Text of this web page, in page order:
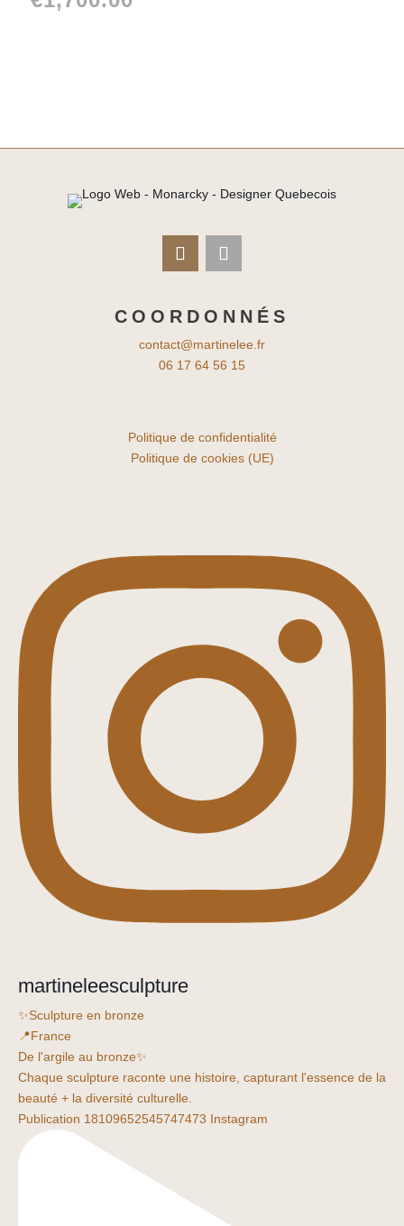
COORDONNÉS
contact@martinelee.fr
06 17 64 56 15
Politique de confidentialité
Politique de cookies (UE)
martineleesculpture
✨Sculpture en bronze
📍France
De l'argile au bronze✨
Chaque sculpture raconte une histoire, capturant l'essence de la
beauté + la diversité culturelle.
Publication 18109652545747473 Instagram